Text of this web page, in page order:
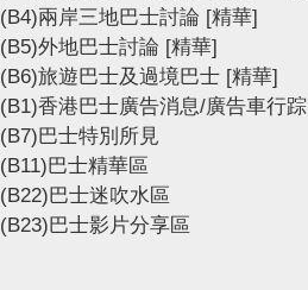
(B4)兩岸三地巴士討論 [精華]
(B5)外地巴士討論 [精華]
(B6)旅遊巴士及過境巴士 [精華]
(B1)香港巴士廣告消息/廣告車行踪
(B7)巴士特別所見
(B11)巴士精華區
(B22)巴士迷吹水區
(B23)巴士影片分享區